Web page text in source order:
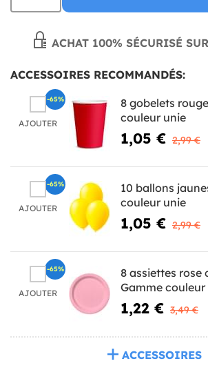
ACHAT 100% SÉCURISÉ
ACCESSOIRES RECOMMANDÉS:
AJOUTER
8 gobelets
couleur unie
1,05 € 2,99 €
-65%
AJOUTER
10 ballons
couleur unie
1,05 € 2,99 €
-65%
AJOUTER
8 assiettes rose
Gamme couleur
1,22 € 3,49 €
-65%
ACCESSOIRES